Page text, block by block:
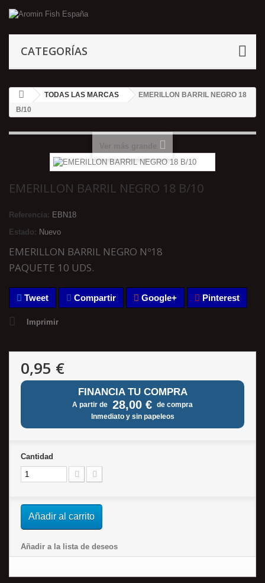
CATEGORÍAS
TODAS LAS MARCAS
EMERILLON BARRIL NEGRO 18
B/10
EMERILLON BARRIL NEGRO 18 B/10
Referencia: EBN18
Estado: Nuevo
EMERILLON BARRIL NEGRO Nº18
PAQUETE 10 UDS.
Tweet Compartir Google+ Pinterest
Imprimir
0,95 €
FINANCIA TU COMPRA
A partir de 28,00 € de compra
Inmediato y sin papeleos
Cantidad
Añadir al carrito
Añadir a la lista de deseos